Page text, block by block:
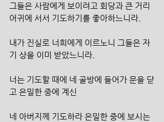
그들은 사람에게 보이려고 회당과 큰 거리
어귀에 서서 기도하기를 좋아하느니라.
내가 진실로 너희에게 이르노니 그들은 자
기 상을 이미 받았느니라.
너는 기도할 때에 네 골방에 들어가 문을 닫
고 은밀한 중에 계신
네 아버지께 기도하라 은밀한 중에 보시는